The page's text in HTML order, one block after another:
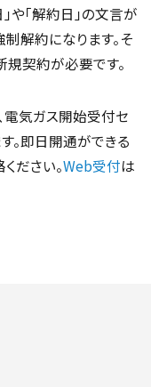
や「解約日」の文言が
解約になります。そ
契約が必要です。
電気ガス開始受付セ
。即日開通ができる
ださい。Web受付は